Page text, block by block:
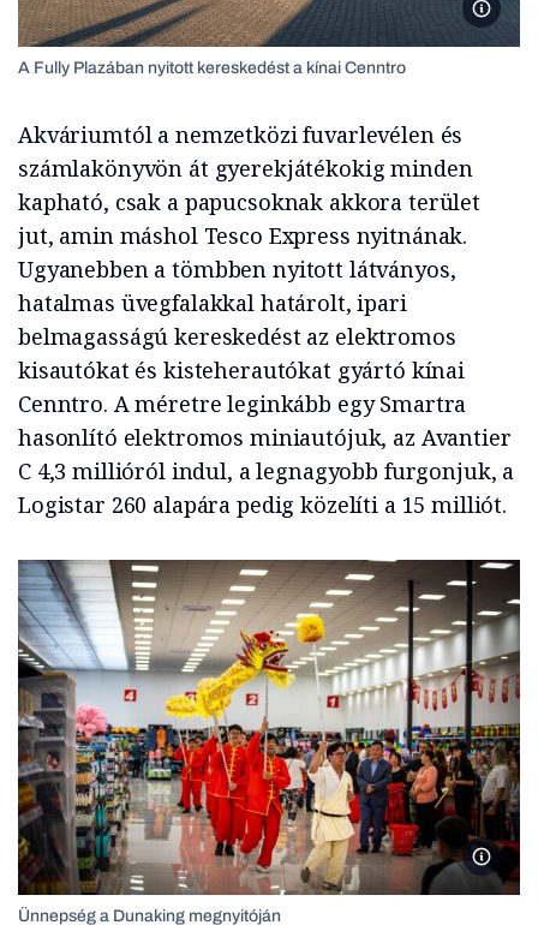
A
A Fully Plazában nyitott kereskedést a kínai Cenntro
Akváriumtól a nemzetközi fuvarlevélen és
számlakönyvön át gyerekjátékokig minden
kapható, csak a papucsoknak akkora terület
jut, amin máshol Tesco Express nyitnának.
Ugyanebben a tömbben nyitott látványos,
hatalmas üvegfalakkal határolt, ipari
belmagasságú kereskedést az elektromos
kisautókat és kisteherautókat gyártó kínai
Cenntro. A méretre leginkább egy Smartra
hasonlító elektromos miniautójuk, az Avantier
C 4,3 millióról indul, a legnagyobb furgonjuk, a
Logistar 260 alapára pedig közelíti a 15 milliót.
Ünnepség a Dunaking megnyitóján